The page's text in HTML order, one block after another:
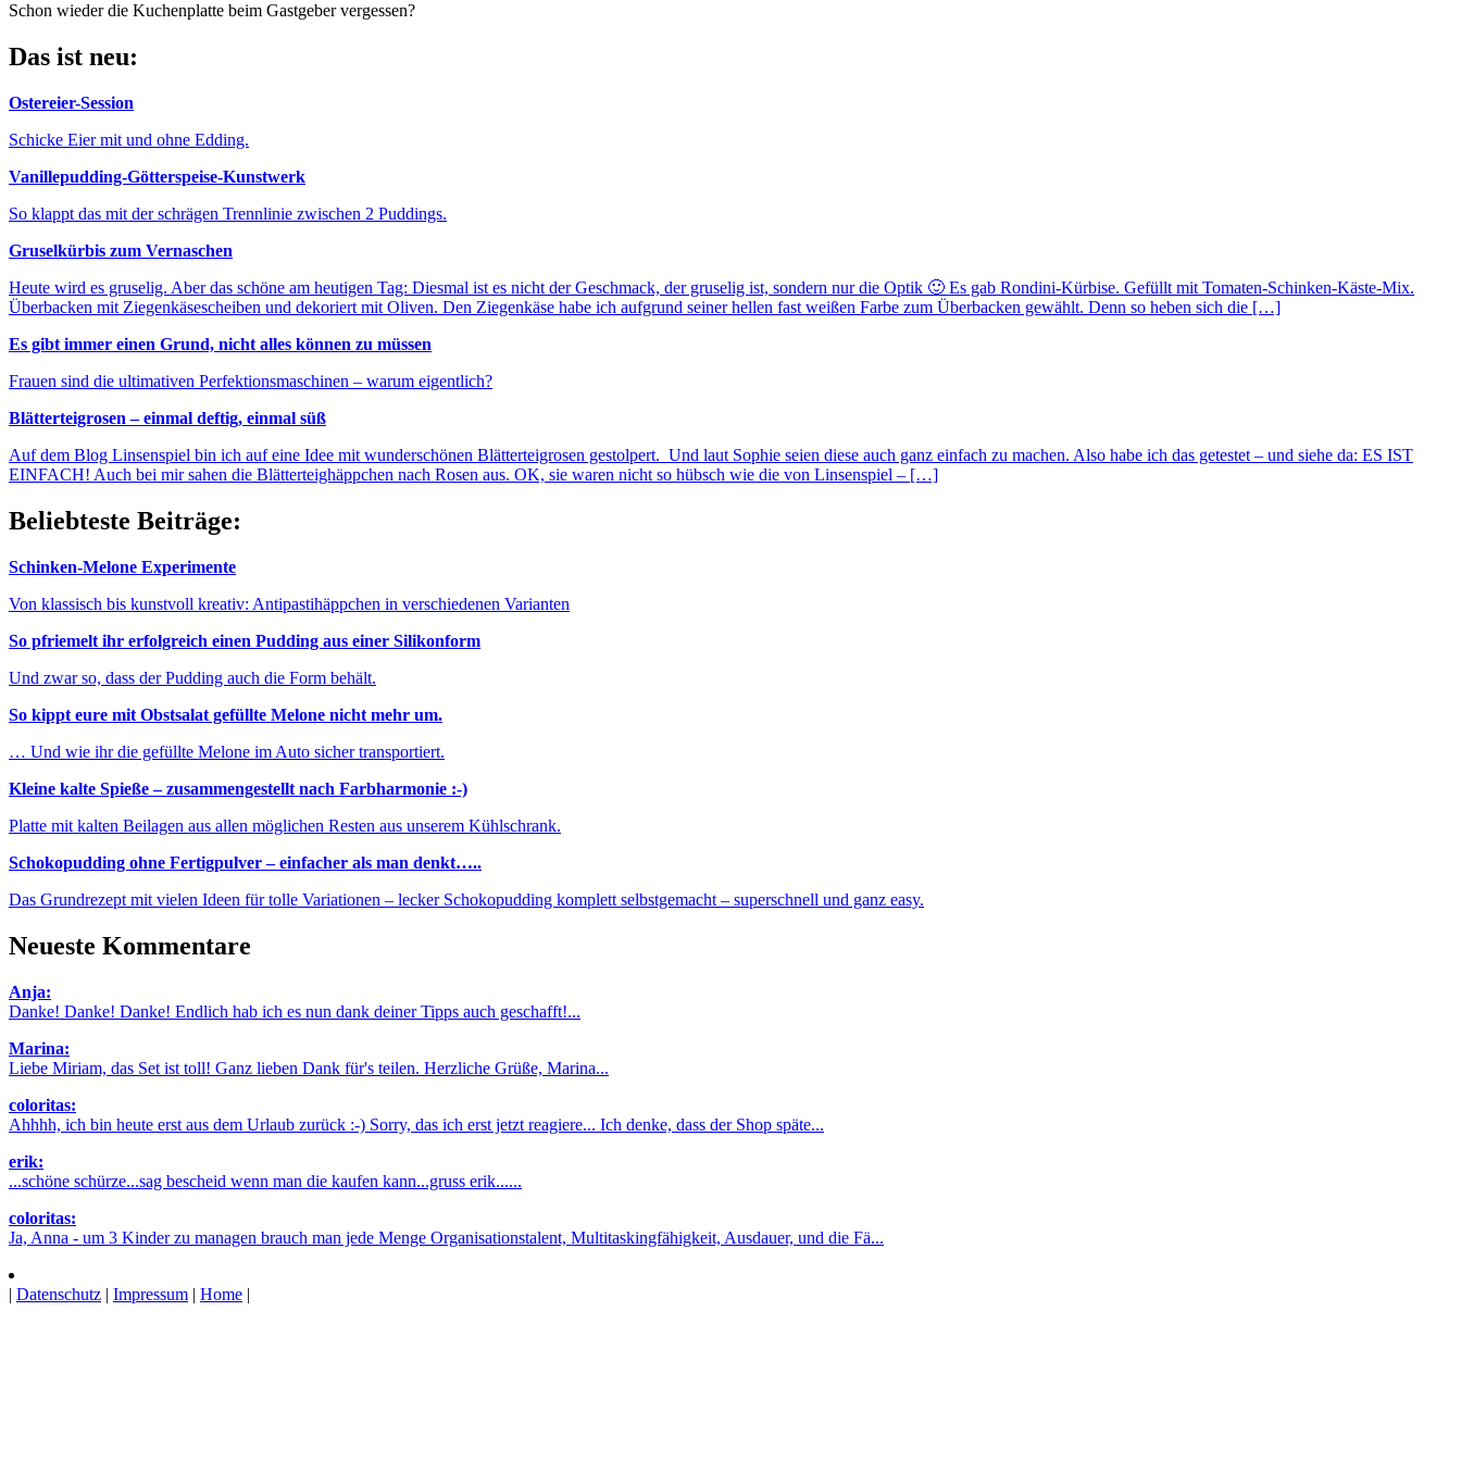
Schon wieder die Kuchenplatte beim Gastgeber vergessen?
Das ist neu:
Ostereier-Session
Schicke Eier mit und ohne Edding.
Vanillepudding-Götterspeise-Kunstwerk
So klappt das mit der schrägen Trennlinie zwischen 2 Puddings.
Gruselkürbis zum Vernaschen
Heute wird es gruselig. Aber das schöne am heutigen Tag: Diesmal ist es nicht der Geschmack, der gruselig ist, sondern nur die Optik 🙂 Es gab Rondini-Kürbise. Gefüllt mit Tomaten-Schinken-Käste-Mix.
Überbacken mit Ziegenkäsescheiben und dekoriert mit Oliven. Den Ziegenkäse habe ich aufgrund seiner hellen fast weißen Farbe zum Überbacken gewählt. Denn so heben sich die […]
Es gibt immer einen Grund, nicht alles können zu müssen
Frauen sind die ultimativen Perfektionsmaschinen – warum eigentlich?
Blätterteigrosen – einmal deftig, einmal süß
Auf dem Blog Linsenspiel bin ich auf eine Idee mit wunderschönen Blätterteigrosen gestolpert. Und laut Sophie seien diese auch ganz einfach zu machen. Also habe ich das getestet – und siehe da: ES IST
EINFACH! Auch bei mir sahen die Blätterteighäppchen nach Rosen aus. OK, sie waren nicht so hübsch wie die von Linsenspiel – […]
Beliebteste Beiträge:
Schinken-Melone Experimente
Von klassisch bis kunstvoll kreativ: Antipastihäppchen in verschiedenen Varianten
So pfriemelt ihr erfolgreich einen Pudding aus einer Silikonform
Und zwar so, dass der Pudding auch die Form behält.
So kippt eure mit Obstsalat gefüllte Melone nicht mehr um.
… Und wie ihr die gefüllte Melone im Auto sicher transportiert.
Kleine kalte Spieße – zusammengestellt nach Farbharmonie :-)
Platte mit kalten Beilagen aus allen möglichen Resten aus unserem Kühlschrank.
Schokopudding ohne Fertigpulver – einfacher als man denkt…..
Das Grundrezept mit vielen Ideen für tolle Variationen – lecker Schokopudding komplett selbstgemacht – superschnell und ganz easy.
Neueste Kommentare
Anja:
Danke! Danke! Danke! Endlich hab ich es nun dank deiner Tipps auch geschafft!...
Marina:
Liebe Miriam, das Set ist toll! Ganz lieben Dank für's teilen. Herzliche Grüße, Marina...
coloritas:
Ahhhh, ich bin heute erst aus dem Urlaub zurück :-) Sorry, das ich erst jetzt reagiere... Ich denke, dass der Shop späte...
erik:
...schöne schürze...sag bescheid wenn man die kaufen kann...gruss erik......
coloritas:
Ja, Anna - um 3 Kinder zu managen brauch man jede Menge Organisationstalent, Multitaskingfähigkeit, Ausdauer, und die Fä...
| Datenschutz | Impressum | Home |